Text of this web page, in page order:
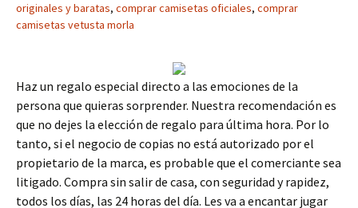
originales y baratas, comprar camisetas oficiales, comprar
camisetas vetusta morla
Haz un regalo especial directo a las emociones de la
persona que quieras sorprender. Nuestra recomendación es
que no dejes la elección de regalo para última hora. Por lo
tanto, si el negocio de copias no está autorizado por el
propietario de la marca, es probable que el comerciante sea
litigado. Compra sin salir de casa, con seguridad y rapidez,
todos los días, las 24 horas del día. Les va a encantar jugar